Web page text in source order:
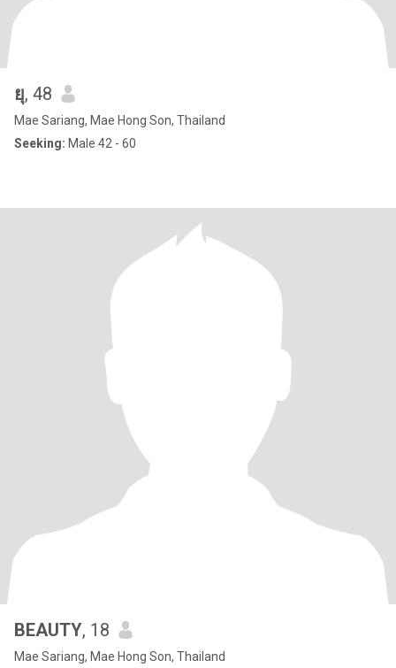
ยุ, 48
Mae Sariang, Mae Hong Son, Thailand
Seeking: Male 42 - 60
BEAUTY, 18
Mae Sariang, Mae Hong Son, Thailand